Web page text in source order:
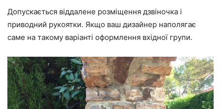
Допускається віддалене розміщення дзвіночка і
приводний рукоятки. Якщо ваш дизайнер наполягає
саме на такому варіанті оформлення вхідної групи.